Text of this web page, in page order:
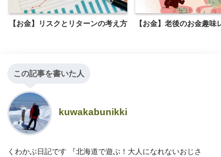
【お金】リスクとリターンの考え方 【お金】老後のお金趣味
この記事を書いた人
kuwakabunikki
くわかぶ日記です 『北海道で遊ぶ！大人になれないおじさ